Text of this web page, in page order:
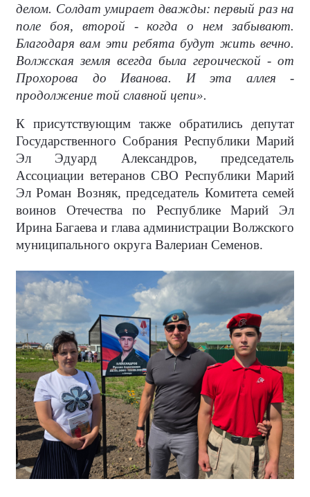
делом. Солдат умирает дважды: первый раз на
поле боя, второй - когда о нем забывают.
Благодаря вам эти ребята будут жить вечно.
Волжская земля всегда была героической - от
Прохорова до Иванова. И эта аллея -
продолжение той славной цепи».
К присутствующим также обратились депутат
Государственного Собрания Республики Марий
Эл Эдуард Александров, председатель
Ассоциации ветеранов СВО Республики Марий
Эл Роман Возняк, председатель Комитета семей
воинов Отечества по Республике Марий Эл
Ирина Багаева и глава администрации Волжского
муниципального округа Валериан Семенов.